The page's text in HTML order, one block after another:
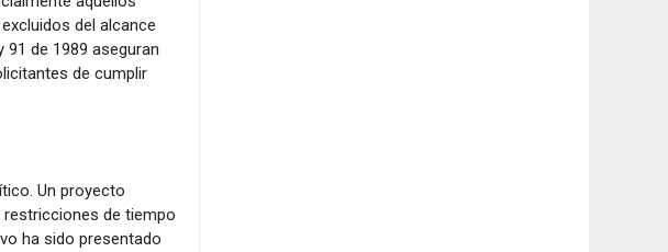
del alcance
91 de 1989 aseguran
de cumplir
Un proyecto
restricciones de tiempo
ha sido presentado